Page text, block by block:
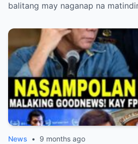
balitang may naganap na
News • 9 months ago